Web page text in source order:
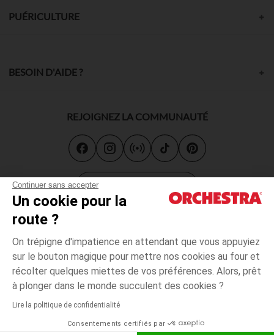
Continuer sans accepter
Un cookie pour la
route ?
On trépigne d'impatience en attendant que vous appuyiez
sur le bouton magique pour mettre nos cookies au four et
récolter quelques miettes de vos préférences. Alors, prêt
à plonger dans le monde succulent des cookies ?
Lire la politique de confidentialité
Consentements certifiés par
PUÉRICULTURE
BESOIN D'AIDE ?
REJOIGNEZ LA COMMUNAUTÉ
Carte cadeau
CGVCGUMentions légales*Conditions des offres en coursDonnées personnelles
Orchestra adhère au code déontologique de la Fédération du e-
commerce et de la vente à distance française (FEVAD) et au système
de Médiation du e-commerce